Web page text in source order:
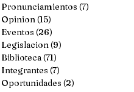
Pronunciamientos (7)
Opinion(15)
Eventos (26)
Legislacion(9)
Biblioteca(71)
Integrantes (7)
Oportunidades (2)